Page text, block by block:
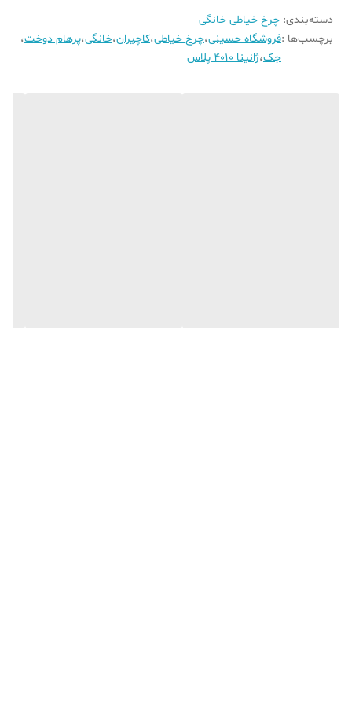
کشور سازنده
ایران (تحت لیسانس اروپا)
گارانتی
گارانتی رسمی کاچیران
دسته‌بندی: چرخ خیاطی خانگی
برچسب‌ها :فروشگاه حسینی،چرخ خیاطی،کاچیران،خانگی،پرهام دوخت،
جک،ژانینا 4010 پلاس